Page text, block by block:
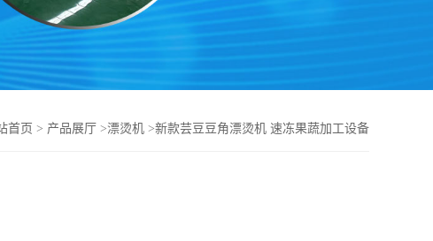
首页 > 产品展厅 >漂烫机 >新款芸豆豆角漂烫机 速冻果蔬加工设备